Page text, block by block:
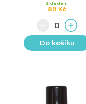
89 Kč
Skladem
Do košíku